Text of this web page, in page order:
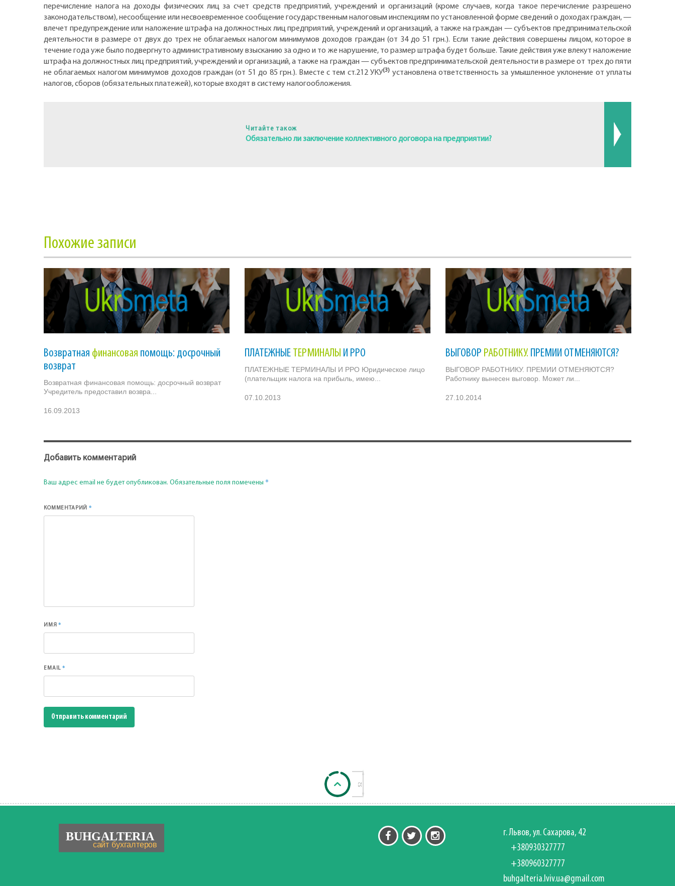
перечисление налога на доходы физических лиц за счет средств предприятий, учреждений и организаций (кроме случаев, когда такое перечисление разрешено
законодательством), несообщение или несвоевременное сообщение государственным налоговым инспекциям по установленной форме сведений о доходах граждан, —
влечет предупреждение или наложение штрафа на должностных лиц предприятий, учреждений и организаций, а также на граждан — субъектов предпринимательской
деятельности в размере от двух до трех не облагаемых налогом минимумов доходов граждан (от 34 до 51 грн.). Если такие действия совершены лицом, которое в
течение года уже было подвергнуто административному взысканию за одно и то же нарушение, то размер штрафа будет больше. Такие действия уже влекут наложение
штрафа на должностных лиц предприятий, учреждений и организаций, а также на граждан — субъектов предпринимательской деятельности в размере от трех до пяти
не облагаемых налогом минимумов доходов граждан (от 51 до 85 грн.). Вместе с тем ст.212 УКУ(3) установлена ответственность за умышленное уклонение от уплаты
налогов, сборов (обязательных платежей), которые входят в систему налогообложения.
Читайте також
Обязательно ли заключение коллективного договора на предприятии?
Похожие записи
Возвратная финансовая помощь: досрочный
возврат
Возвратная финансовая помощь: досрочный возврат
Учредитель предоставил возвра...
16.09.2013
ПЛАТЕЖНЫЕ ТЕРМИНАЛЫ И РРО
ПЛАТЕЖНЫЕ ТЕРМИНАЛЫ И РРО Юридическое лицо
(плательщик налога на прибыль, имею...
07.10.2013
ВЫГОВОР РАБОТНИКУ. ПРЕМИИ ОТМЕНЯЮТСЯ?
ВЫГОВОР РАБОТНИКУ. ПРЕМИИ ОТМЕНЯЮТСЯ?
Работнику вынесен выговор. Может ли...
27.10.2014
Добавить комментарий
Ваш адрес email не будет опубликован. Обязательные поля помечены *
КОММЕНТАРИЙ*
ИМЯ*
EMAIL*
г. Львов, ул. Сахарова, 42
+380930327777
+380960327777
buhgalteria.lviv.ua@gmail.com